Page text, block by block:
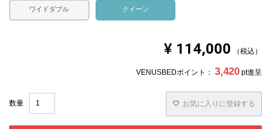
ワイドダブル クイーン
¥ 114,000 税込
VENUSBEDポイント： 3,420 pt進呈
お気に入りに登録する